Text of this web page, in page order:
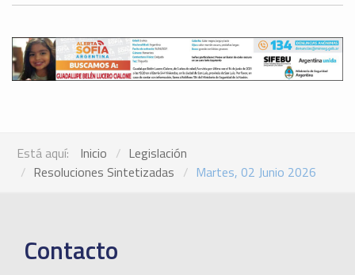
Está aquí: Inicio
Legislación
Resoluciones Sintetizadas
Martes, 02 Junio 2026
Contacto